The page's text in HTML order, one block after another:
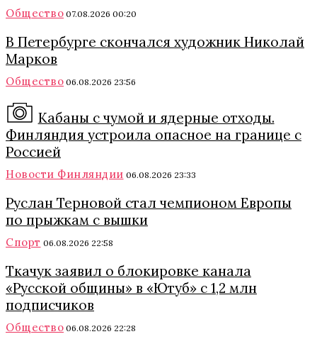
Общество 07.08.2026 00:20
В Петербурге скончался художник Николай
Марков
Общество 06.08.2026 23:56
Кабаны с чумой и ядерные отходы.
Финляндия устроила опасное на границе с
Россией
Новости Финляндии 06.08.2026 23:33
Руслан Терновой стал чемпионом Европы
по прыжкам с вышки
Спорт 06.08.2026 22:58
Ткачук заявил о блокировке канала
«Русской общины» в «Ютуб» с 1,2 млн
подписчиков
Общество 06.08.2026 22:28